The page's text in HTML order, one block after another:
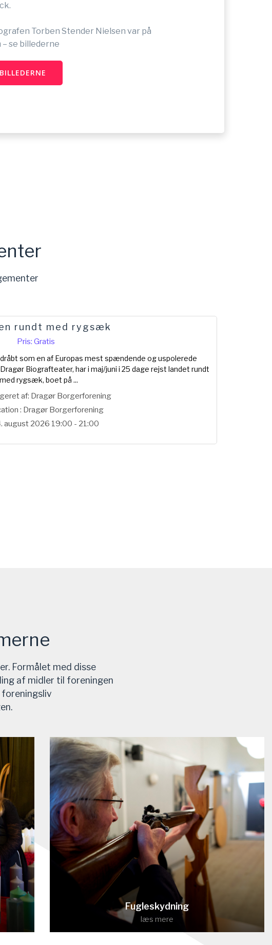
Torben Stender Nielsen var på
se billederne
rundt med rygsæk
Pris: Gratis
som en af Europas mest spændende og uspolerede
Biografteater, har i maj/juni i 25 dage rejst landet rundt
med rygsæk, boet på ...
af: Dragør Borgerforening
: Dragør Borgerforening
august 2026 19:00 - 21:00
Formålet med disse
af midler til foreningen
Fugleskydning
læs mere